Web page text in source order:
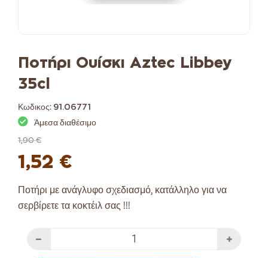
Ποτήρι Ουίσκι Aztec Libbey
35cl
Κωδικος: 91.06771
Άμεσα διαθέσιμο
1,90 €
1,52 €
Ποτήρι με ανάγλυφο σχεδιασμό, κατάλληλο για να
σερβίρετε τα κοκτέιλ σας !!!